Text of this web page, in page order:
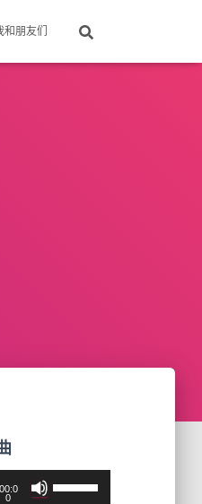
和朋友们
00:0
0